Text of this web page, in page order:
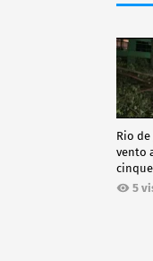
Rio
vento
5